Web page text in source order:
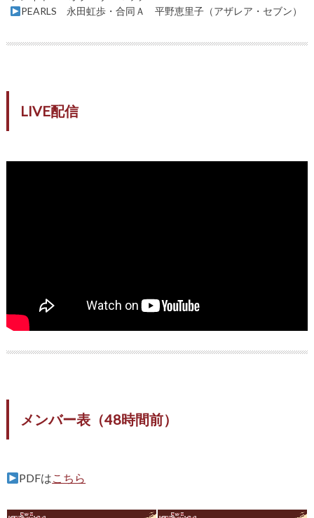
PEARLS 永田虹歩・合同Ａ 平野恵里子（アザレア・セブン）
LIVE配信
メンバー表（48時間前）
PDFはこちら